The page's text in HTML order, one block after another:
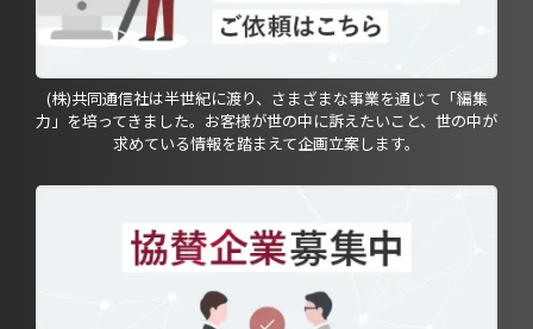
(株)共同通信社は半世紀に渡り、さまざまな事業を通じて「編集
力」を培ってきました。お客様が世の中に訴えたいこと、世の中が
求めている情報を踏まえて企画立案します。